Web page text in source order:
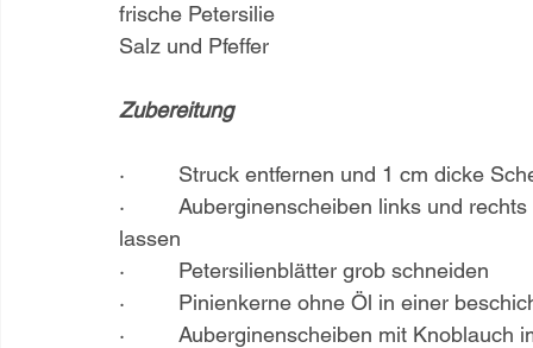
frische Petersilie
Salz und Pfeffer
Zubereitung
·         Struck entfernen und 1 cm dicke
·         Auberginenscheiben links und
lassen
·         Petersilienblätter grob schneiden
·         Pinienkerne ohne Öl in einer
·         Auberginenscheiben mit